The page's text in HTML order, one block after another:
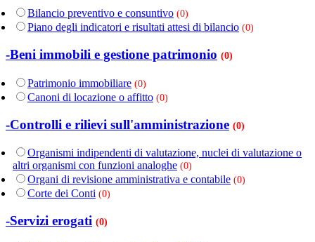
Bilancio preventivo e consuntivo (0)
Piano degli indicatori e risultati attesi di bilancio (0)
-Beni immobili e gestione patrimonio (0)
Patrimonio immobiliare (0)
Canoni di locazione o affitto (0)
-Controlli e rilievi sull'amministrazione (0)
Organismi indipendenti di valutazione, nuclei di valutazione o
altri organismi con funzioni analoghe (0)
Organi di revisione amministrativa e contabile (0)
Corte dei Conti (0)
-Servizi erogati (0)